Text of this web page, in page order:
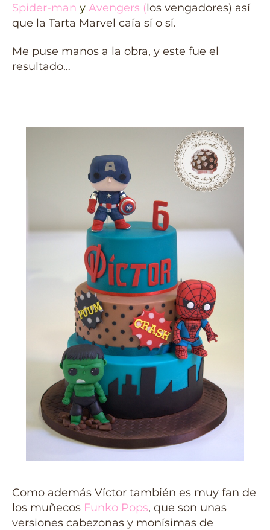
Spider-man y Avengers (los vengadores) así
que la Tarta Marvel caía sí o sí.
Me puse manos a la obra, y este fue el
resultado…
Como además Víctor también es muy fan de
los muñecos Funko Pops, que son unas
versiones cabezonas y monísimas de